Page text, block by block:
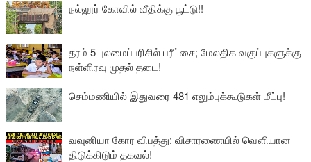
நல்லூர் கோவில் வீதிக்கு பூட்டு!!
தரம் 5 புலமைப்பரிசில் பரீட்சை; மேலதிக வகுப்புகளுக்கு
நள்ளிரவு முதல் தடை!
செம்மணியில் இதுவரை 481 எலும்புக்கூடுகள் மீட்பு!
வவுனியா கோர விபத்து: விசாரணையில் வௌியான
திடுக்கிடும் தகவல்!